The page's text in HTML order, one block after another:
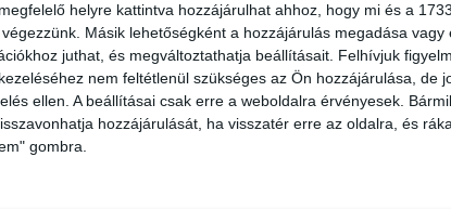
helyre kattintva hozzájárulhat ahhoz, hogy mi és a
Másik lehetőségként a hozzájárulás megadása vagy
juthat, és megváltoztathatja beállításait. Felhívjuk
nem feltétlenül szükséges az Ön hozzájárulása, de
ellen. A beállításai csak erre a weboldalra érvényesek.
hozzájárulását, ha visszatér erre az oldalra, és
gombra.